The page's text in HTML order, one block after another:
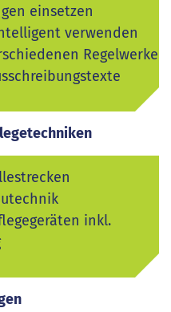
einsetzen
verwenden
Regelwerke
inkl.